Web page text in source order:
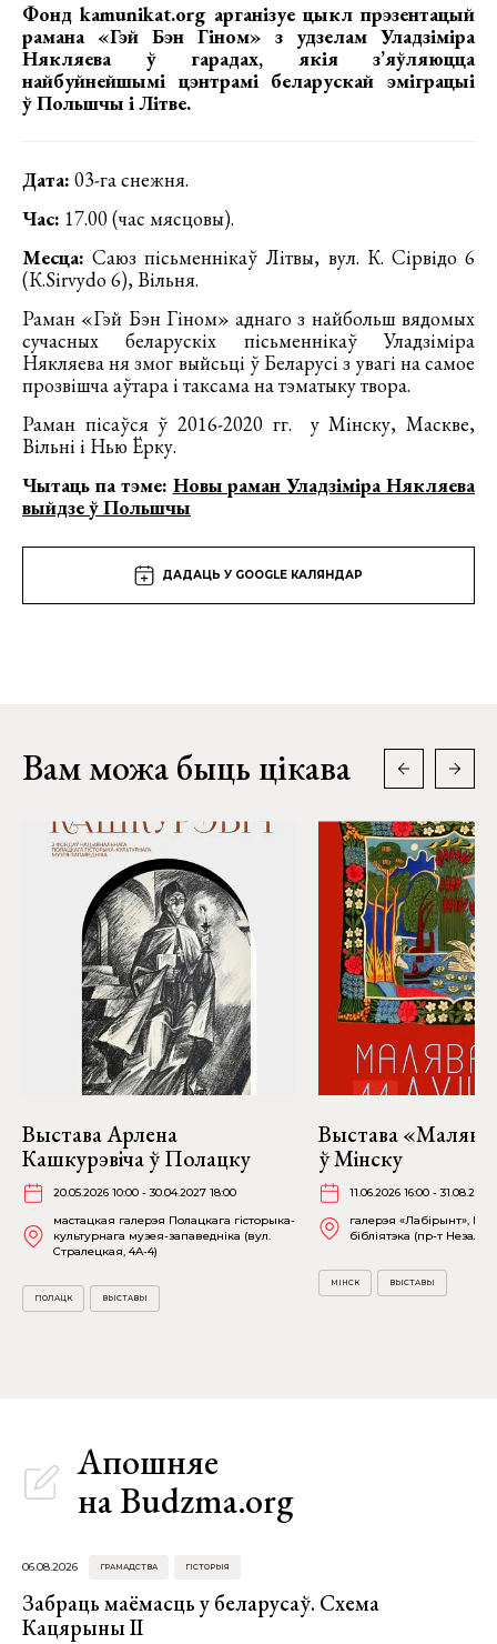
Фонд kamunikat.org арганізуе цыкл прэзентацый
рамана «Гэй Бэн Гіном» з удзелам Уладзіміра
Някляева ў гарадах, якія з’яўляюцца
найбуйнейшымі цэнтрамі беларускай эміграцыі
ў Польшчы і Літве.
Дата: 03-га снежня.
Час: 17.00 (час мясцовы).
Месца: Саюз пісьменнікаў Літвы, вул. К. Сірвідо 6
(К.Sirvydo 6), Вільня.
Раман «Гэй Бэн Гіном» аднаго з найбольш вядомых
сучасных беларускіх пісьменнікаў Уладзіміра
Някляева ня змог выйсьці ў Беларусі з увагі на самое
прозвішча аўтара і таксама на тэматыку твора.
Раман пісаўся ў 2016-2020 гг. у Мінску, Маскве,
Вільні і Нью Ёрку.
Чытаць па тэме: Новы раман Уладзіміра Някляева
выйдзе ў Польшчы
ДАДАЦЬ У GOOGLE КАЛЯНДАР
Вам можа быць цікава
Выстава Арлена
Кашкурэвіча ў Полацку
20.05.2026 10:00 - 30.04.2027 18:00
мастацкая галерэя Полацкага гісторыка-
культурнага музея-запаведніка (вул.
Стралецкая, 4A-4)
ПОЛАЦК ВЫСТАВЫ
Выстава
ў Мінску
11.06.2026 16:00 - 31.08.2026
галерэя «Лабірынт»,
бібліятэка (пр-т
МІНСК ВЫСТАВЫ
Апошняе
на Budzma.org
06.08.2026 ГРАМАДСТВА ГІСТОРЫЯ
Забраць маёмасць у беларусаў. Схема
Кацярыны ІІ